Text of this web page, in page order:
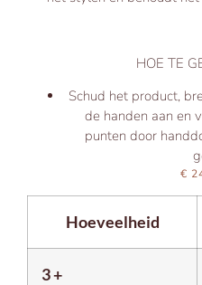
HOE TE
Schud het product,
de handen aan en
punten door
€
Hoeveelheid
3 +